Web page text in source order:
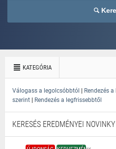
KATEGÓRIA
Válogass a legolcsóbbtól | Rendezés
szerint | Rendezés a legfrissebbtől
KERESÉS EREDMÉNYEI NOVINKY